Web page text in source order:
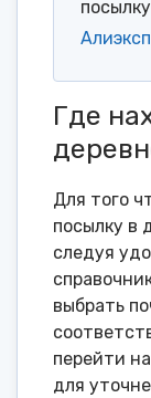
Где
Для того
посылку в
следуя
выбрать
перейти
для